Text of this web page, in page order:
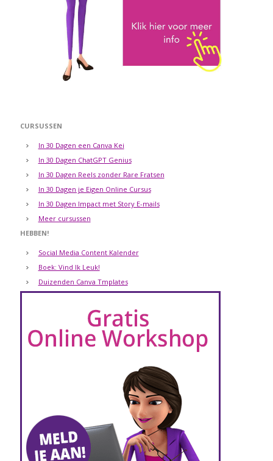
CURSUSSEN
In 30 Dagen een Canva Kei
In 30 Dagen ChatGPT Genius
In 30 Dagen Reels zonder Rare Fratsen
In 30 Dagen je Eigen Online Cursus
In 30 Dagen Impact met Story E-mails
Meer cursussen
HEBBEN!
Social Media Content Kalender
Boek: Vind Ik Leuk!
Duizenden Canva Tmplates